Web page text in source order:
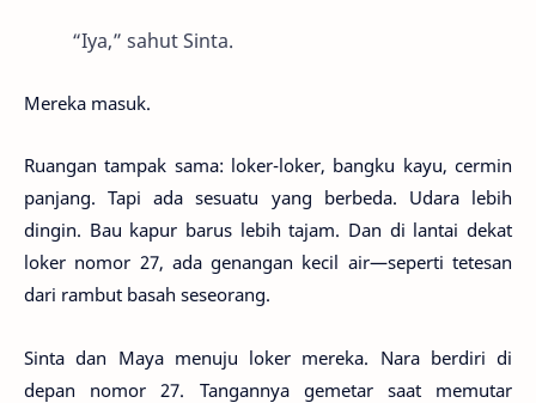
“Iya,” sahut Sinta.
Mereka masuk.
Ruangan tampak sama: loker-loker, bangku kayu, cermin
panjang. Tapi ada sesuatu yang berbeda. Udara lebih
dingin. Bau kapur barus lebih tajam. Dan di lantai dekat
loker nomor 27, ada genangan kecil air—seperti tetesan
dari rambut basah seseorang.
Sinta dan Maya menuju loker mereka. Nara berdiri di
depan nomor 27. Tangannya gemetar saat memutar